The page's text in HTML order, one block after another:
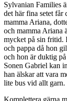
Sylvanian Families
det här fina setet
mamma Ariana,
och mamma Ariana
mycket på sin fritid.
och pappa då hon
och hon är duktig
Sonen Gabriel kan
han älskar att vara
lite bus vid allt garn.